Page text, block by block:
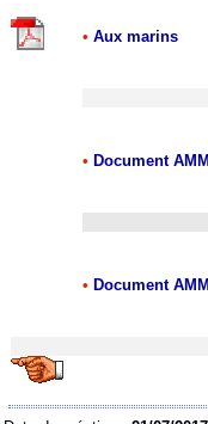
• Aux marins
• Document
• Document